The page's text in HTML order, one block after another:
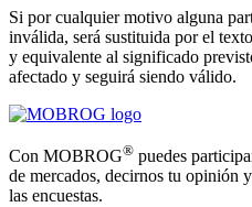
Si por cualquier motivo alguna
inválida, será sustituida por el
y equivalente al significado
afectado y seguirá siendo válido.
Con MOBROG® puedes
de mercados, decirnos tu opinión
las encuestas.